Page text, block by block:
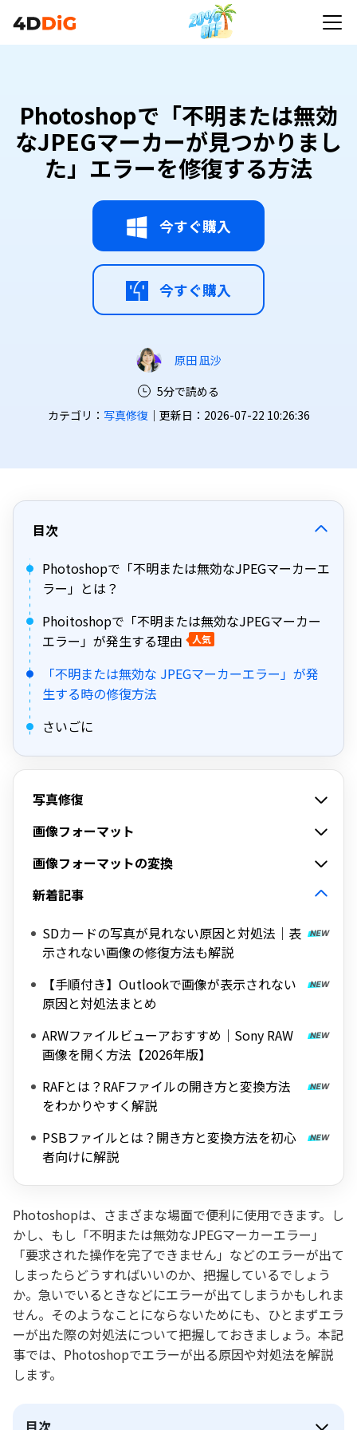
Photoshopで「不明または無効
なJPEGマーカーが見つかりまし
た」エラーを修復する方法
今すぐ購入
今すぐ購入
原田 凪沙
5分で読める
カテゴリ： 写真修復｜更新日：2026-07-22 10:26:36
目次
Photoshopで「不明または無効なJPEGマーカーエ
ラー」とは？
Phoitoshopで「不明または無効なJPEGマーカー
エラー」が発生する理由
人気
「不明または無効な JPEGマーカーエラー」が発
生する時の修復方法
さいごに
写真修復
画像フォーマット
画像フォーマットの変換
新着記事
SDカードの写真が見れない原因と対処法｜表
示されない画像の修復方法も解説
【手順付き】Outlookで画像が表示されない
原因と対処法まとめ
ARWファイルビューアおすすめ｜Sony RAW
画像を開く方法【2026年版】
RAFとは？RAFファイルの開き方と変換方法
をわかりやすく解説
PSBファイルとは？開き方と変換方法を初心
者向けに解説
Photoshopは、さまざまな場面で便利に使用できます。し
かし、もし「不明または無効なJPEGマーカーエラー」
「要求された操作を完了できません」などのエラーが出て
しまったらどうすればいいのか、把握しているでしょう
か。急いでいるときなどにエラーが出てしまうかもしれま
せん。そのようなことにならないためにも、ひとまずエラ
ーが出た際の対処法について把握しておきましょう。本記
事では、Photoshopでエラーが出る原因や対処法を解説
します。
目次